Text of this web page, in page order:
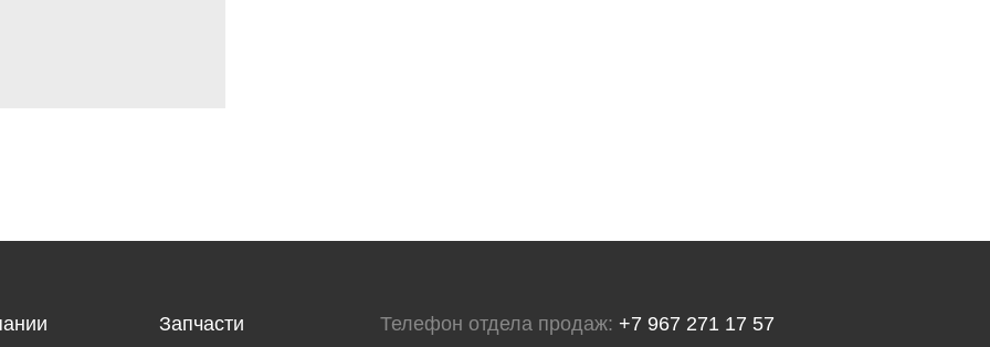
Запчасти Телефон отдела продаж: +7 967 271 17 57